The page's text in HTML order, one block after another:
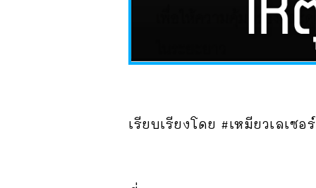
เรียบเรียงโดย #เหมียวเลเซอร์